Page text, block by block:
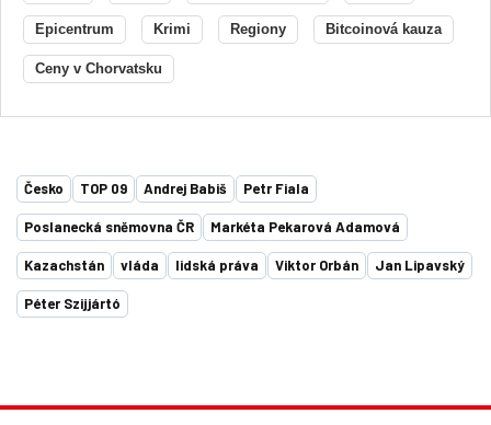
Epicentrum Krimi Regiony Bitcoinová kauza
Ceny v Chorvatsku
Česko TOP 09 Andrej Babiš Petr Fiala
Poslanecká sněmovna ČR Markéta Pekarová Adamová
Kazachstán vláda lidská práva Viktor Orbán Jan Lipavský
Péter Szijjártó